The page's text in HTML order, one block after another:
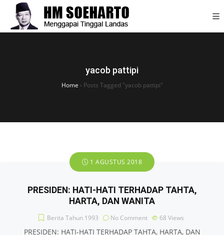
yacob pattipi
Home › Posts Tagged "yacob pattipi"
1 AGUSTUS 2018
PRESIDEN: HATI-HATI TERHADAP TAHTA,
HARTA, DAN WANITA
Berita Tahun 1993 No Comment 68 Views
PRESIDEN: HATI-HATI TERHADAP TAHTA, HARTA, DAN